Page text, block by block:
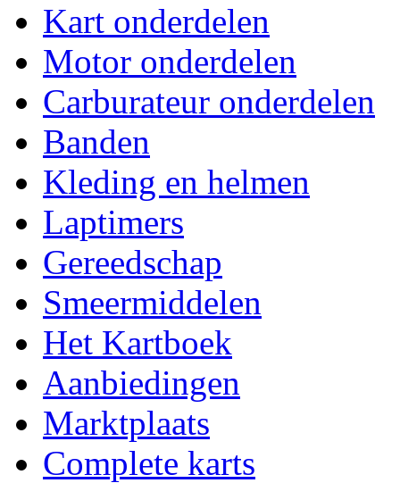
Kart onderdelen
Motor onderdelen
Carburateur onderdelen
Banden
Kleding en helmen
Laptimers
Gereedschap
Smeermiddelen
Het Kartboek
Aanbiedingen
Marktplaats
Complete karts